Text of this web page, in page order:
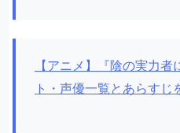
【アニメ】『陰の実力
ト・声優一覧とあらすじ